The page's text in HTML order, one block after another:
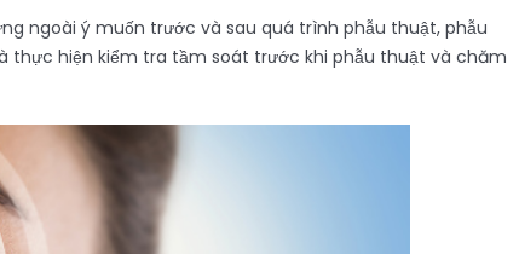
ngoài ý muốn trước và sau quá trình phẫu thuật, phẫu
thực hiện kiểm tra tầm soát trước khi phẫu thuật và chăm